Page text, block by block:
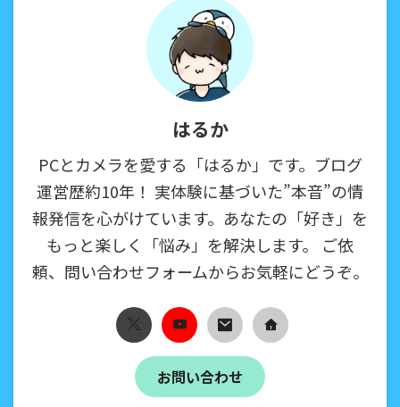
はるか
PCとカメラを愛する「はるか」です。ブログ
運営歴約10年！ 実体験に基づいた”本音”の情
報発信を心がけています。あなたの「好き」を
もっと楽しく「悩み」を解決します。 ご依
頼、問い合わせフォームからお気軽にどうぞ。
お問い合わせ